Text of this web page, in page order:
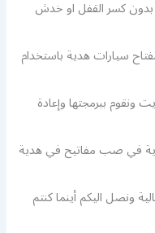
بدون كسر القفل او خدش
سيارات هدية باستخدام
ونقوم ببرمجتها وإعادة
في صب مفاتيح في هدية
ونصل اليكم أينما كنتم